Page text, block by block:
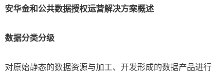
安华金和公共数据授权运营解决方案概述
数据分类分级
对原始静态的数据资源与加工、开发形成的数据产品进行